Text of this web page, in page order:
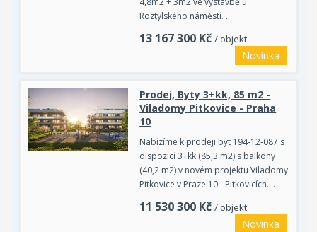
Roztylského náměstí. …
13 167 300 Kč / objekt
Novinka
Prodej, Byty 3+kk, 85 m2 -
Viladomy Pitkovice - Praha
10
Nabízíme k prodeji byt 194-12-087 s
dispozicí 3+kk (85,3 m2) s balkony
(40,2 m2) v novém projektu Viladomy
Pitkovice v Praze 10 - Pitkovicích.…
11 530 300 Kč / objekt
Novinka